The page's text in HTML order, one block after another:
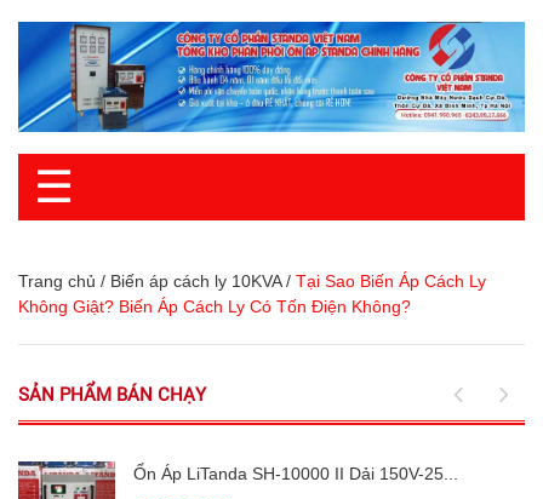
☰
Trang chủ / Biến áp cách ly 10KVA / Tại Sao Biến Áp Cách Ly
Không Giật? Biến Áp Cách Ly Có Tốn Điện Không?
SẢN PHẨM BÁN CHẠY
Ổn Áp LiTanda SH-10000 II Dải 150V-25...